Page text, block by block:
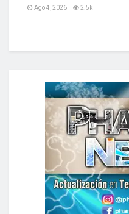
Ago 4, 2026 2.5k